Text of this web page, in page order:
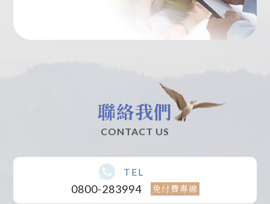
聯絡我們
CONTACT US
TEL
0800-283994 免付費專線